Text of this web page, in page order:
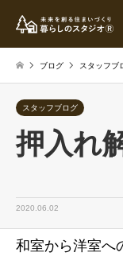
ブログ スタッフブ
スタッフブログ
押入れ
2020.06.02
和室から洋室へ